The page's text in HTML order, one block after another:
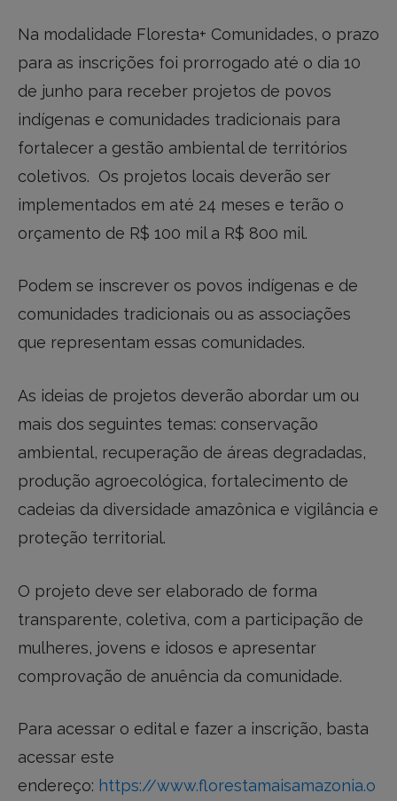
Na modalidade Floresta+ Comunidades, o prazo
para as inscrições foi prorrogado até o dia 10
de junho para receber projetos de povos
indígenas e comunidades tradicionais para
fortalecer a gestão ambiental de territórios
coletivos. Os projetos locais deverão ser
implementados em até 24 meses e terão o
orçamento de R$ 100 mil a R$ 800 mil.
Podem se inscrever os povos indígenas e de
comunidades tradicionais ou as associações
que representam essas comunidades.
As ideias de projetos deverão abordar um ou
mais dos seguintes temas: conservação
ambiental, recuperação de áreas degradadas,
produção agroecológica, fortalecimento de
cadeias da diversidade amazônica e vigilância e
proteção territorial.
O projeto deve ser elaborado de forma
transparente, coletiva, com a participação de
mulheres, jovens e idosos e apresentar
comprovação de anuência da comunidade.
Para acessar o edital e fazer a inscrição, basta
acessar este
endereço: https://www.florestamaisamazonia.o